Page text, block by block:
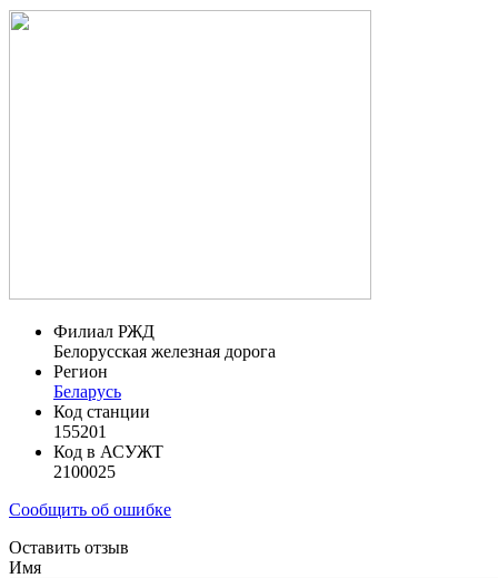
Филиал РЖД
Белорусская железная дорога
Регион
Беларусь
Код станции
155201
Код в АСУЖТ
2100025
Сообщить об ошибке
Оставить отзыв
Имя